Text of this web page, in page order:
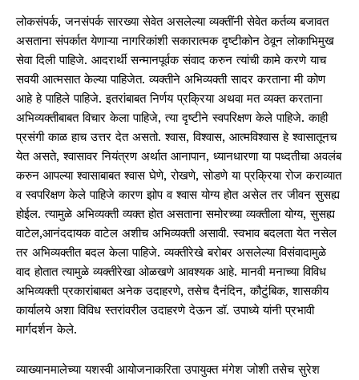
लोकसंपर्क, जनसंपर्क सारख्या सेवेत असलेल्या व्यक्तींनी सेवेत कर्तव्य बजावत
असताना संपर्कात येणाऱ्या नागरिकांशी सकारात्मक दृष्टीकोन ठेवून लोकाभिमुख
सेवा दिली पाहिजे. आदरार्थी सन्मानपूर्वक संवाद करुन त्यांची कामे करणे याच
सवयी आत्मसात केल्या पाहिजेत. व्यक्तीने अभिव्यक्ती सादर करताना मी कोण
आहे हे पाहिले पाहिजे. इतरांबाबत निर्णय प्रक्रिया अथवा मत व्यक्त करताना
अभिव्यक्तीबाबत विचार केला पाहिजे, त्या दृष्टीने स्वपरिक्षण केले पाहिजे. काही
प्रसंगी काळ हाच उत्तर देत असतो. श्वास, विश्वास, आत्मविश्वास हे श्वासातूनच
येत असते, श्वासावर नियंत्रण अर्थात आनापान, ध्यानधारणा या पध्दतीचा अवलंब
करुन आपल्या श्वासाबाबत श्वास घेणे, रोखणे, सोडणे या प्रक्रिया रोज कराव्यात
व स्वपरिक्षण केले पाहिजे कारण झोप व श्वास योग्य होत असेल तर जीवन सुसह्य
होईल. त्यामुळे अभिव्यक्ती व्यक्त होत असताना समोरच्या व्यक्तीला योग्य, सुसह्य
वाटेल,आनंददायक वाटेल अशीच अभिव्यक्ती असावी. स्वभाव बदलता येत नसेल
तर अभिव्यक्तीत बदल केला पाहिजे. व्यक्तीरेखे बरोबर असलेल्या विसंवादामुळे
वाद होतात त्यामुळे व्यक्तीरेखा ओळखणे आवश्यक आहे. मानवी मनाच्या विविध
अभिव्यक्ती प्रकारांबाबत अनेक उदाहरणे, तसेच दैनंदिन, कौटुंबिक, शासकीय
कार्यालये अशा विविध स्तरांवरील उदाहरणे देऊन डॉ. उपाध्ये यांनी प्रभावी
मार्गदर्शन केले.
व्याख्यानमालेच्या यशस्वी आयोजनाकरिता उपायुक्त मंगेश जोशी तसेच सुरेश